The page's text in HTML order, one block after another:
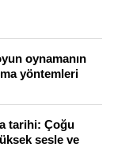
oynamanın
yöntemleri
tarihi: Çoğu
sesle ve